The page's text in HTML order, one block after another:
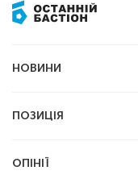
НОВИНИ
Економіка
ПОЗИЦІЯ
ОПІНІЇ